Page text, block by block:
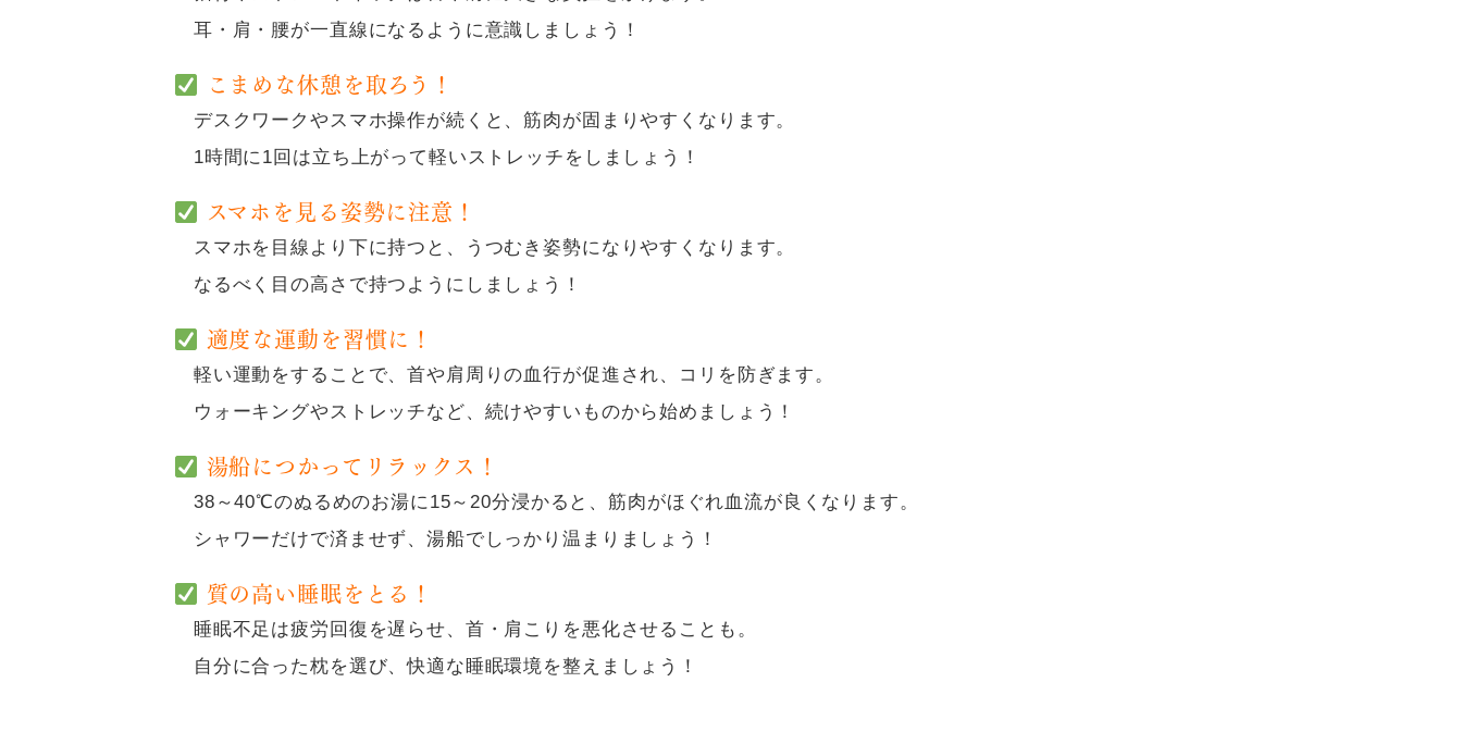
耳・肩・腰が一直線になるように意識しましょう！
こまめな休憩を取ろう！
デスクワークやスマホ操作が続くと、筋肉が固まりやすくなります。
1時間に1回は立ち上がって軽いストレッチをしましょう！
スマホを見る姿勢に注意！
スマホを目線より下に持つと、うつむき姿勢になりやすくなります。
なるべく目の高さで持つようにしましょう！
適度な運動を習慣に！
軽い運動をすることで、首や肩周りの血行が促進され、コリを防ぎます。
ウォーキングやストレッチなど、続けやすいものから始めましょう！
湯船につかってリラックス！
38～40℃のぬるめのお湯に15～20分浸かると、筋肉がほぐれ血流が良くなります。
シャワーだけで済ませず、湯船でしっかり温まりましょう！
質の高い睡眠をとる！
睡眠不足は疲労回復を遅らせ、首・肩こりを悪化させることも。
自分に合った枕を選び、快適な睡眠環境を整えましょう！